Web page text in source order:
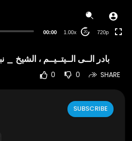
00:00 1.00x 20 720p
0 0 SHARE
SUBSCRIBE